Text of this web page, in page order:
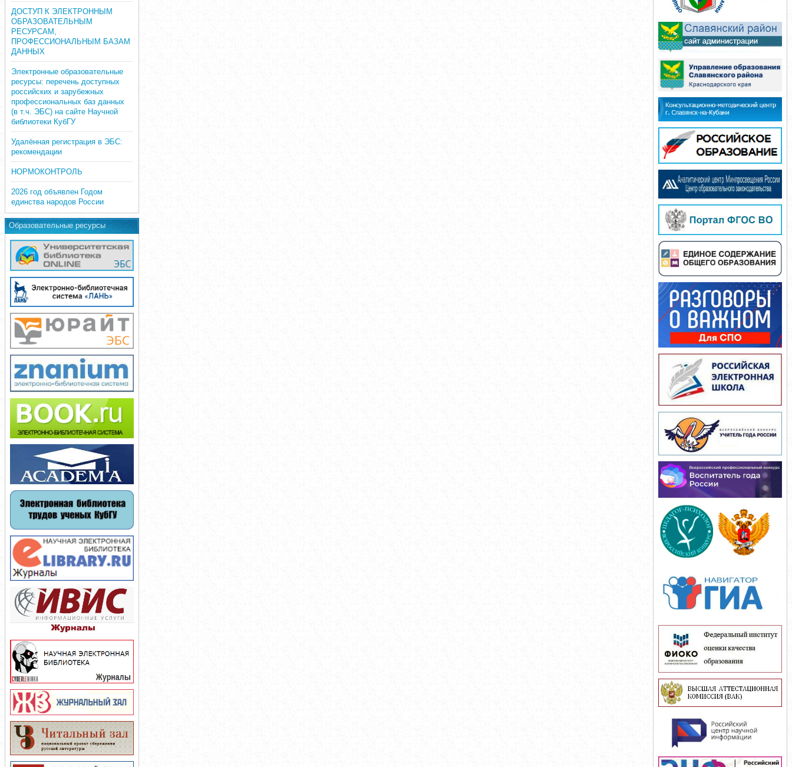
ДОСТУП К ЭЛЕКТРОННЫМ
ОБРАЗОВАТЕЛЬНЫМ
РЕСУРСАМ,
ПРОФЕССИОНАЛЬНЫМ БАЗАМ
ДАННЫХ
Электронные образовательные
ресурсы: перечень доступных
российских и зарубежных
профессиональных баз данных
(в т.ч. ЭБС) на сайте Научной
библиотеки КубГУ
Удалённая регистрация в ЭБС:
рекомендации
НОРМОКОНТРОЛЬ
2026 год объявлен Годом
единства народов России
Образовательные ресурсы